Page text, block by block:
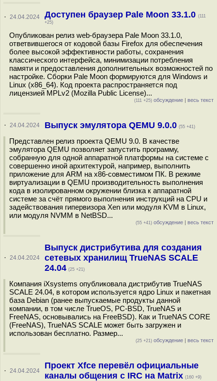
· 24.04.2024 Доступен браузер Pale Moon 33.1.0 (111
+25)
Опубликован релиз web-браузера Pale Moon 33.1.0,
ответвившегося от кодовой базы Firefox для обеспечения
более высокой эффективности работы, сохранения
классического интерфейса, минимизации потребления
памяти и предоставления дополнительных возможностей по
настройке. Сборки Pale Moon формируются для Windows и
Linux (x86_64). Код проекта распространяется под
лицензией MPLv2 (Mozilla Public License)...
(111 +25) обсуждение | весь текст
· 24.04.2024 Выпуск эмулятора QEMU 9.0.0 (55 +41)
Представлен релиз проекта QEMU 9.0. В качестве
эмулятора QEMU позволяет запустить программу,
собранную для одной аппаратной платформы на системе с
совершенно иной архитектурой, например, выполнить
приложение для ARM на x86-совместимом ПК. В режиме
виртуализации в QEMU производительность выполнения
кода в изолированном окружении близка к аппаратной
системе за счёт прямого выполнения инструкций на CPU и
задействования гипервизора Xen или модуля KVM в Linux,
или модуля NVMM в NetBSD...
(55 +41) обсуждение | весь текст
· 24.04.2024
Выпуск дистрибутива для создания
сетевых хранилищ TrueNAS SCALE
24.04 (25 +21)
Компания iXsystems опубликовала дистрибутив TrueNAS
SCALE 24.04, в котором используется ядро Linux и пакетная
база Debian (ранее выпускаемые продукты данной
компании, в том числе TrueOS, PC-BSD, TrueNAS и
FreeNAS, основывались на FreeBSD). Как и TrueNAS CORE
(FreeNAS), TrueNAS SCALE может быть загружен и
использован бесплатно. Размер...
(25 +21) обсуждение | весь текст
· 24.04.2024
Проект Xfce перевёл официальные
каналы общения с IRC на Matrix (160 +9)